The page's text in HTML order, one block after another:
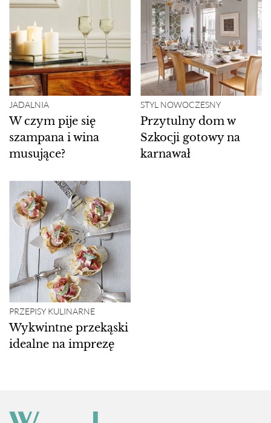
JADALNIA
W czym pije się
szampana i wina
musujące?
STYL NOWOCZESNY
Przytulny dom w
Szkocji gotowy na
karnawał
PRZEPISY KULINARNE
Wykwintne przekąski
idealne na imprezę